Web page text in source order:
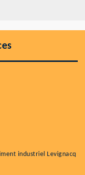
industriel Levignacq
préserver sa
et facade